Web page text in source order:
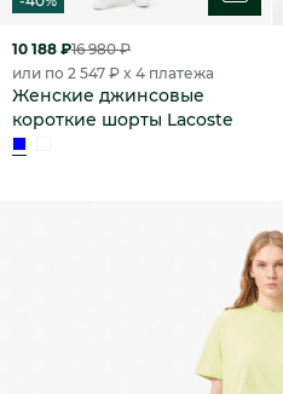
10 188 ₽16 980 ₽
или по 2 547 ₽ x 4 платежа
Женские джинсовые
короткие шорты Lacoste